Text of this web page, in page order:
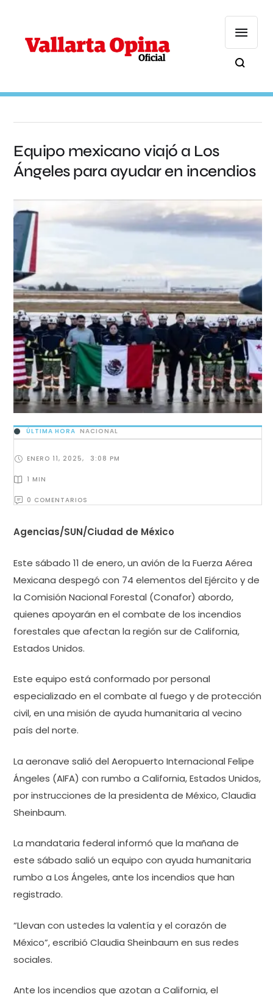
Equipo mexicano viajó a Los
Ángeles para ayudar en incendios
ÚLTIMA HORA NACIONAL
ENERO 11, 2025, 3:08 PM
1 MIN
0 COMENTARIOS
Agencias/SUN/Ciudad de México
Este sábado 11 de enero, un avión de la Fuerza Aérea
Mexicana despegó con 74 elementos del Ejército y de
la Comisión Nacional Forestal (Conafor) abordo,
quienes apoyarán en el combate de los incendios
forestales que afectan la región sur de California,
Estados Unidos.
Este equipo está conformado por personal
especializado en el combate al fuego y de protección
civil, en una misión de ayuda humanitaria al vecino
país del norte.
La aeronave salió del Aeropuerto Internacional Felipe
Ángeles (AIFA) con rumbo a California, Estados Unidos,
por instrucciones de la presidenta de México, Claudia
Sheinbaum.
La mandataria federal informó que la mañana de
este sábado salió un equipo con ayuda humanitaria
rumbo a Los Ángeles, ante los incendios que han
registrado.
“Llevan con ustedes la valentía y el corazón de
México”, escribió Claudia Sheinbaum en sus redes
sociales.
Ante los incendios que azotan a California, el